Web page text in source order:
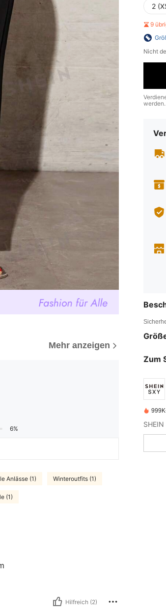
Mehr anzeigen
6%
Anlässe (1) Winteroutfits (1)
(1)
Hilfreich (2)
2
9
Nicht
werden.
Zum